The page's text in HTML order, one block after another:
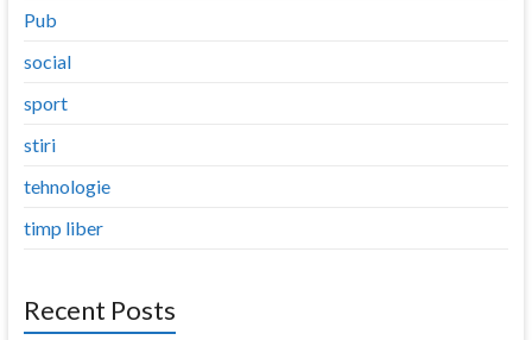
Pub
social
sport
stiri
tehnologie
timp liber
Recent Posts